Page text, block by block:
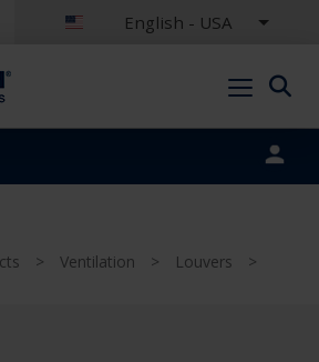
English - USA
> Ventilation > Louvers
>